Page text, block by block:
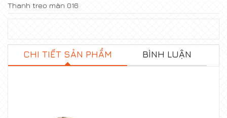
Thanh treo màn 016
CHI TIẾT SẢN PHẨM BÌNH LUẬN